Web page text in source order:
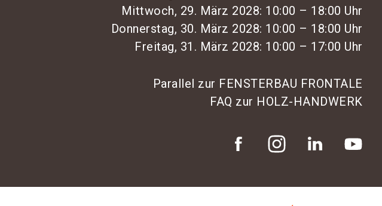
Mittwoch, 29. März 2028: 10:00 – 18:00 Uhr
Donnerstag, 30. März 2028: 10:00 – 18:00 Uhr
Freitag, 31. März 2028: 10:00 – 17:00 Uhr
Parallel zur FENSTERBAU FRONTALE
FAQ zur HOLZ-HANDWERK